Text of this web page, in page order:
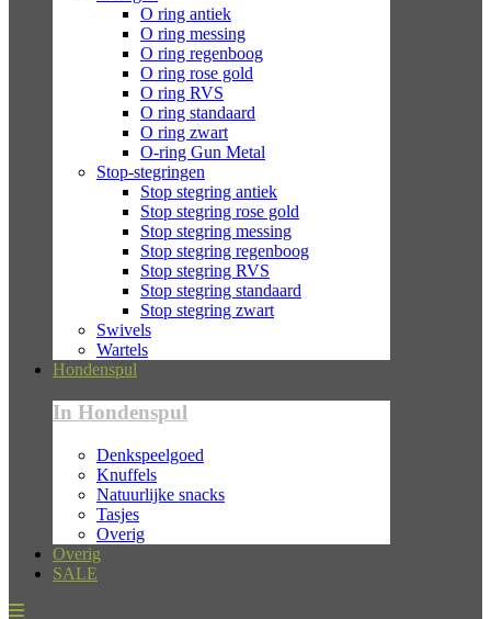
O ring antiek
O ring messing
O ring regenboog
O ring rose gold
O ring RVS
O ring standaard
O ring zwart
O-ring Gun Metal
Stop-stegringen
Stop stegring antiek
Stop stegring rose gold
Stop stegring messing
Stop stegring regenboog
Stop stegring RVS
Stop stegring standaard
Stop stegring zwart
Swivels
Wartels
Hondenspul
In Hondenspul
Denkspeelgoed
Knuffels
Natuurlijke snacks
Tasjes
Overig
Overig
SALE